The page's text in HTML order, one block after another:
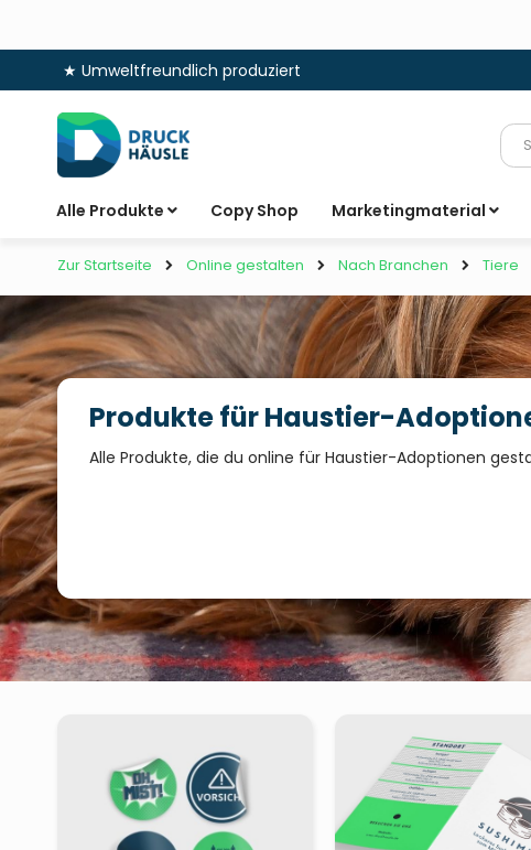
★ Umweltfreundlich produziert
Inhalt
springen
Alle Produkte Copy Shop Marketingmaterial
Zur Startseite Online gestalten Nach Branchen Tiere
Produkte für Haustier-
Alle Produkte, die du online für Haustier-Adoptionen